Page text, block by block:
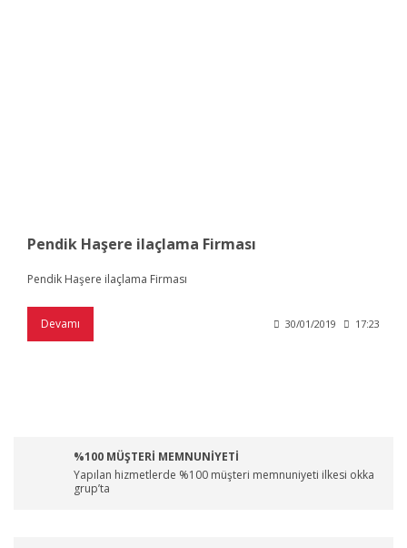
Pendik Haşere ilaçlama Firması
Pendik Haşere ilaçlama Firması
Devamı 30/01/2019 17:23
%100 MÜŞTERİ MEMNUNİYETİ
Yapılan hizmetlerde %100 müşteri memnuniyeti ilkesi okka
grup’ta